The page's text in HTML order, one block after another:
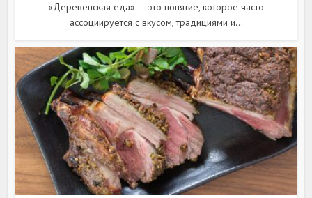
«Деревенская еда» — это понятие, которое часто
ассоциируется с вкусом, традициями и...